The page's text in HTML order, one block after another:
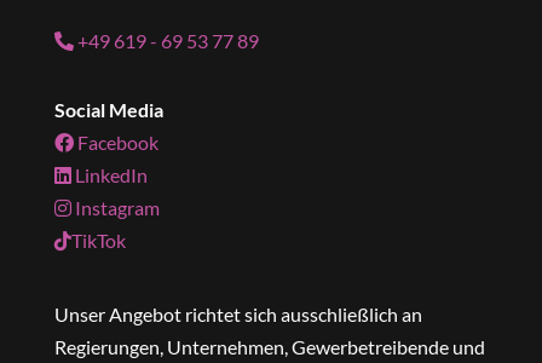
+49 619 - 69 53 77 89
Social Media
Facebook
LinkedIn
Instagram
TikTok
Unser Angebot richtet sich ausschließlich an
Regierungen, Unternehmen, Gewerbetreibende und